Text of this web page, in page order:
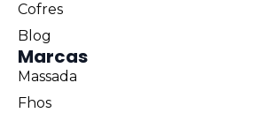
Cofres
Blog
Marcas
Massada
Fhos